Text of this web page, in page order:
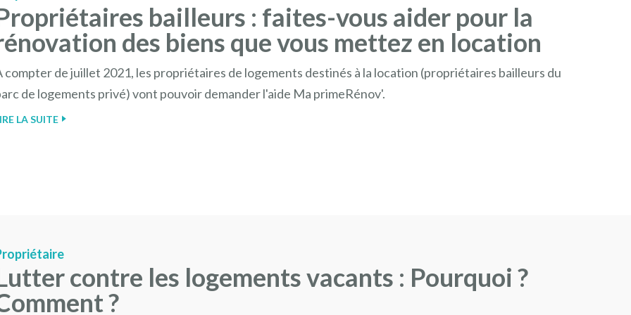
bailleurs : faites-vous aider pour la
des biens que vous mettez en location
compter de juillet 2021, les propriétaires de logements destinés à la location (propriétaires bailleurs du
de logements privé) vont pouvoir demander l'aide Ma primeRénov'.
LA SUITE
contre les logements vacants : Pourquoi ?
?